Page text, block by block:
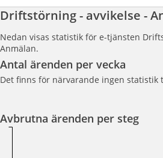
Driftstörning - avvikelse -
Nedan visas statistik för e-tjänsten
Anmälan.
Antal ärenden per vecka
Det finns för närvarande ingen statistik
Avbrutna ärenden per steg